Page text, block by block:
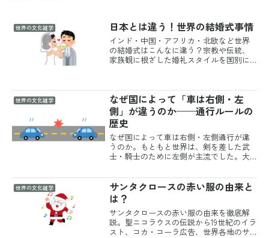
世界の文化雑学 日本とは違う！世界の結婚式事情
インド・中国・アフリカ・北欧など世界
の結婚式はこんなに違う？宗教や伝統、
家族観に根ざした婚礼スタイルを国別に
世界の文化雑学
なぜ国によって「車は右側・左
側」が違うのか——通行ルールの
歴史
なぜ国によって車は右側・左側通行が違
うのか。もともと世界は、剣を差した武
士・騎士のために左側が主流でした。大
リスと日本が左側を守った理由、スウェ
ーデンの一夜の切替まで解説します。
世界の文化雑学
サンタクロースの赤い服の由来と
は？
サンタクロースの赤い服の由来を徹底解
説。聖ニコラウスの伝説から19世紀のイラ
スト、コカ・コーラ広告、世界各地のサ